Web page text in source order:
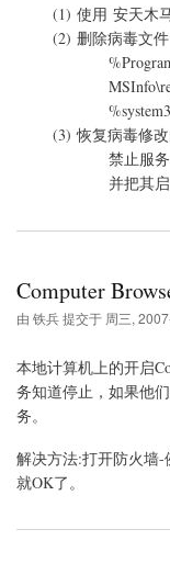
(1) 使用 安天木马
(2) 删除病毒文件
%Program
(3) 恢复病毒修改
禁止服务：
并把其启动类
Computer
由 铁兵提交于 周三,
本地计算机上的开启
务知道停止，如果他
务。
解决方法:打开防火墙
就OK了。